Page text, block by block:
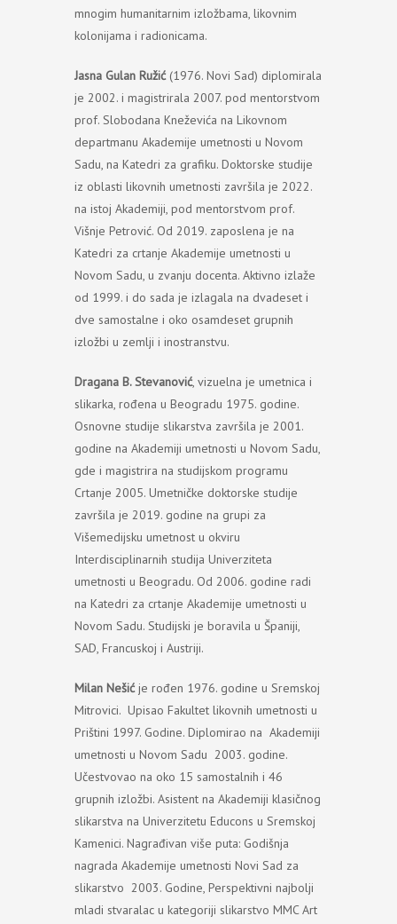
mnogim humanitarnim izložbama, likovnim
kolonijama i radionicama.
Jasna Gulan Ružić (1976. Novi Sad) diplomirala
je 2002. i magistrirala 2007. pod mentorstvom
prof. Slobodana Kneževića na Likovnom
departmanu Akademije umetnosti u Novom
Sadu, na Katedri za grafiku. Doktorske studije
iz oblasti likovnih umetnosti završila je 2022.
na istoj Akademiji, pod mentorstvom prof.
Višnje Petrović. Od 2019. zaposlena je na
Katedri za crtanje Akademije umetnosti u
Novom Sadu, u zvanju docenta. Aktivno izlaže
od 1999. i do sada je izlagala na dvadeset i
dve samostalne i oko osamdeset grupnih
izložbi u zemlji i inostranstvu.
Dragana B. Stevanović, vizuelna je umetnica i
slikarka, rođena u Beogradu 1975. godine.
Osnovne studije slikarstva završila je 2001.
godine na Akademiji umetnosti u Novom Sadu,
gde i magistrira na studijskom programu
Crtanje 2005. Umetničke doktorske studije
završila je 2019. godine na grupi za
Višemedijsku umetnost u okviru
Interdisciplinarnih studija Univerziteta
umetnosti u Beogradu. Od 2006. godine radi
na Katedri za crtanje Akademije umetnosti u
Novom Sadu. Studijski je boravila u Španiji,
SAD, Francuskoj i Austriji.
Milan Nešićje rođen 1976. godine u Sremskoj
Mitrovici. Upisao Fakultet likovnih umetnosti u
Prištini 1997. Godine. Diplomirao na Akademiji
umetnosti u Novom Sadu 2003. godine.
Učestvovao na oko 15 samostalnih i 46
grupnih izložbi. Asistent na Akademiji klasičnog
slikarstva na Univerzitetu Educons u Sremskoj
Kamenici. Nagrađivan više puta: Godišnja
nagrada Akademije umetnosti Novi Sad za
slikarstvo 2003. Godine, Perspektivni najbolji
mladi stvaralac u kategoriji slikarstvo MMC Art